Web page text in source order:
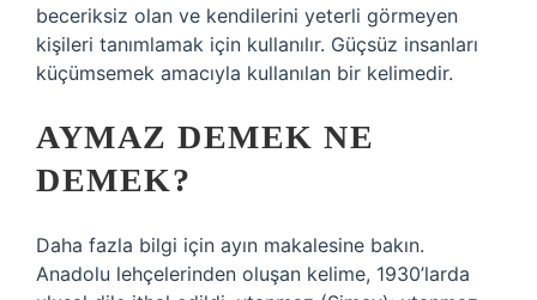
beceriksiz olan ve kendilerini yeterli görmeyen
kişileri tanımlamak için kullanılır. Güçsüz insanları
küçümsemek amacıyla kullanılan bir kelimedir.
AYMAZ DEMEK NE
DEMEK?
Daha fazla bilgi için ayın makalesine bakın.
Anadolu lehçelerinden oluşan kelime, 1930’larda